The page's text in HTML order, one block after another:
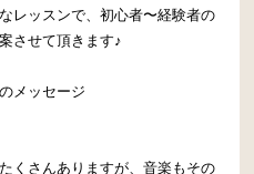
レッスンで、初心者〜経験者の
させて頂きます♪
メッセージ
くさんありますが、音楽もその